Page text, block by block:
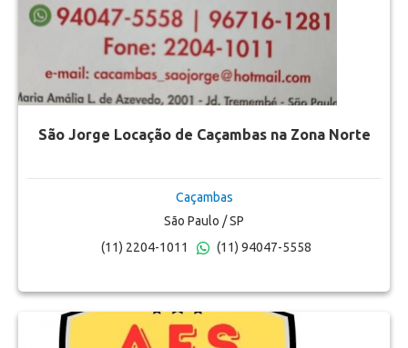
São Jorge Locação de Caçambas na Zona Norte
Caçambas
São Paulo / SP
(11) 2204-1011
(11) 94047-5558